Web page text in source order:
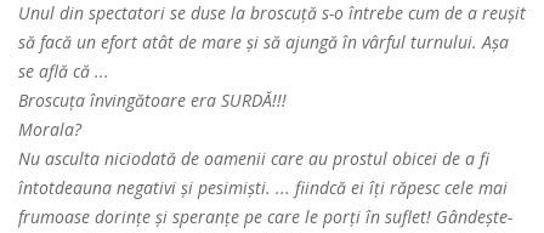
Unul din spectatori se duse la broscuță s-o întrebe cum de a reușit
să facă un efort atât de mare și să ajungă în vârful turnului. Așa
se află că ...
Broscuța învingătoare era SURDĂ!!!
Morala?
Nu asculta niciodată de oamenii care au prostul obicei de a fi
întotdeauna negativi și pesimiști. ... fiindcă ei îți răpesc cele mai
frumoase dorințe și speranțe pe care le porți în suflet! Gândește-